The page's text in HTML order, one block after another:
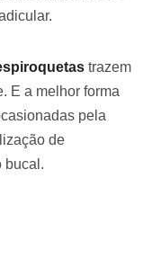
trazem
E a melhor forma
pela
de
bucal.